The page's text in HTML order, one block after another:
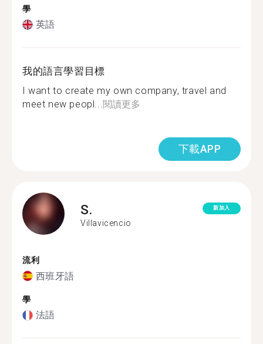
學
英語
我的語言學習目標
I want to create my own company, travel and
meet new peopl...閱讀更多
下載APP
S.
Villavicencio
新加入
流利
西班牙語
學
法語